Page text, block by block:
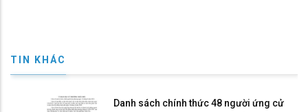
TIN KHÁC
Danh sách chính thức 48 người ứng cử